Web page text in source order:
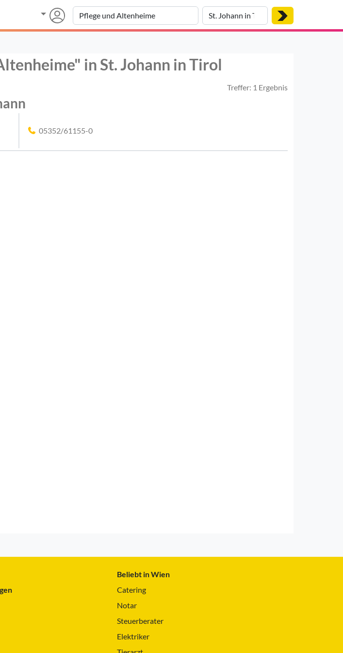
in St. Johann in Tirol
Treffer: 1 Ergebnis
05352/61155-0
Beliebt in Wien
Catering
Notar
Steuerberater
Elektriker